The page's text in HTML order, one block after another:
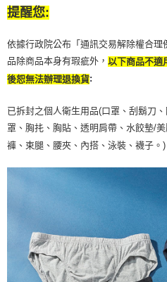
「AFTEE先享後付」，若未經同意申辦
任。
時審查核予不同之上限額度；若仍有額
請求用戶進行身份認證。
５．嚴禁一人註冊多個帳號或使用他
恩沛科技股份有限公司將有權停止該用
每筆NT$100，滿NT$790(含以上)免
付款後寶雅門市自取(由倉庫統一出
每筆NT$80，滿NT$290(含以上)免
提醒您:
依據行政院公布「通訊交易解除權合
品除商品本身有瑕疵外， 以下商品不適
後恕無法辦理退換貨:
已拆封之個人衛生用品(口罩、刮鬍刀
罩、胸扥、胸貼、透明肩帶、水餃墊/
褲、束腿、腰夾、內搭、泳裝、襪子。)